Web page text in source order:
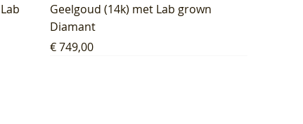
Geelgoud (14k) met Lab grown
Diamant
Prijs
€ 749,00